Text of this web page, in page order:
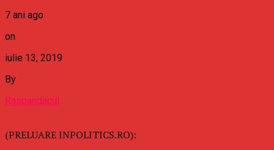
7 ani ago
on
iulie 13, 2019
By
Raspandacul
(PRELUARE INPOLITICS.RO):